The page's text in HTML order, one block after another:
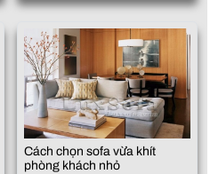
Cách chọn sofa vừa khít
phòng khách nhỏ